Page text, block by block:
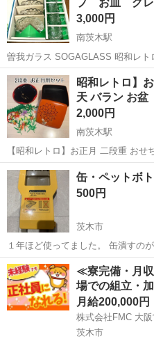
た。 何十年も昔の...プ お皿 グ
3,000円
南茨木駅
曽我ガラス SOGAGLASS 昭和レ
ン 全10点セット 写真撮影をするために取り出しましたが新品未使用
です。 何十年も昔のものなので長
上、ご購入お願い致します...
大阪 茨木市 南茨木駅
昭和レトロ】
天 バラン お盆
2,000円
南茨木駅
【昭和レトロ】お正月 二段重 お
貨】 祖母が結婚当初から使い始めた お正月の2段重です。 今から60年
以上前のものです。 おせち飾りも
致します。 お...
大阪 茨木市 南茨木駅 年
缶・ペットボ
500円
茨木市
１年ほど使ってました。 缶潰すの
むだけで潰れます。 裏のプラスチックだけがちょっと割れてしまって
ます。 でも使えます♪♪ 取り引き場所は茨木市平田町の西松屋でお願い
します。...
大阪 茨木市 その他
≪寮完備・月
場での組立・
月給200,000円
株式会社FMC 大
茨木市